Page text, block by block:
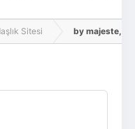
istersen kayıt
Sitesi by majeste,